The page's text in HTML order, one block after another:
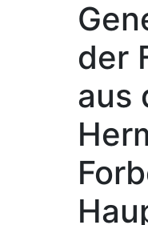
der
aus